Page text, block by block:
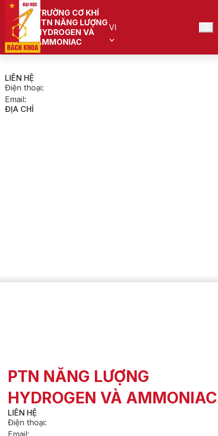
TRƯỜNG CƠ KHÍ
PTN NĂNG LƯỢNG
HYDROGEN VÀ
AMMONIAC
VI
LIÊN HỆ
Điện thoại:
Email:
ĐỊA CHỈ
PTN NĂNG LƯỢNG
HYDROGEN VÀ AMMONIAC
LIÊN HỆ
Điện thoại:
Email: